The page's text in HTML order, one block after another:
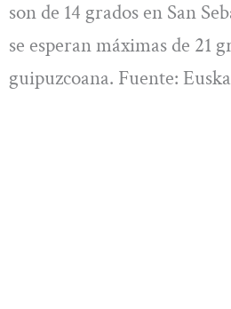
son de 14 grados en San
se esperan máximas de 21
guipuzcoana. Fuente: